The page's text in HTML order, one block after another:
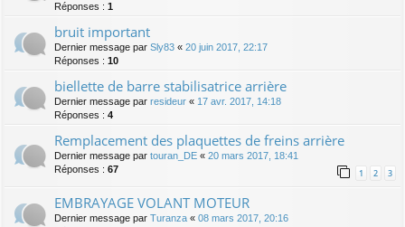
Réponses : 1
bruit important
Dernier message par Sly83 « 20 juin 2017, 22:17
Réponses : 10
biellette de barre stabilisatrice arrière
Dernier message par resideur « 17 avr. 2017, 14:18
Réponses : 4
Remplacement des plaquettes de freins arrière
Dernier message par touran_DE « 20 mars 2017, 18:41
Réponses : 67 1 2 3
EMBRAYAGE VOLANT MOTEUR
Dernier message par Turanza « 08 mars 2017, 20:16